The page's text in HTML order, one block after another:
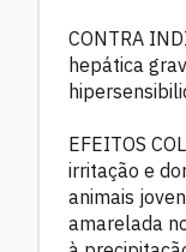
CONTRA
hepática
EFEITOS
irritação e
animais
amarelada